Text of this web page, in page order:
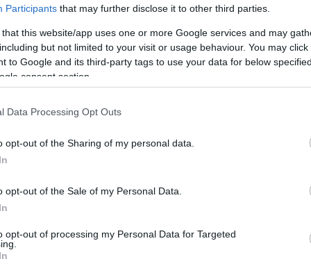
Participants that may further disclose it to other third parties.
that this website/app uses one or more Google services and may
but not limited to your visit or usage behaviour. You may
to Google and its third-party tags to use your data for below
consent section.
Data Processing Opt Outs
opt-out of the Sharing of my personal data.
opt-out of the Sale of my Personal Data.
opt-out of processing my Personal Data for Targeted
μήνα ζήτησε από την ομάδα του άδεια, ώστε να
με τον τραυματισμό του. Οι γιατροί της εθνικής
για επιδείνωση του προβλήματος ή ακόμα
ο Ιωαννίδης.